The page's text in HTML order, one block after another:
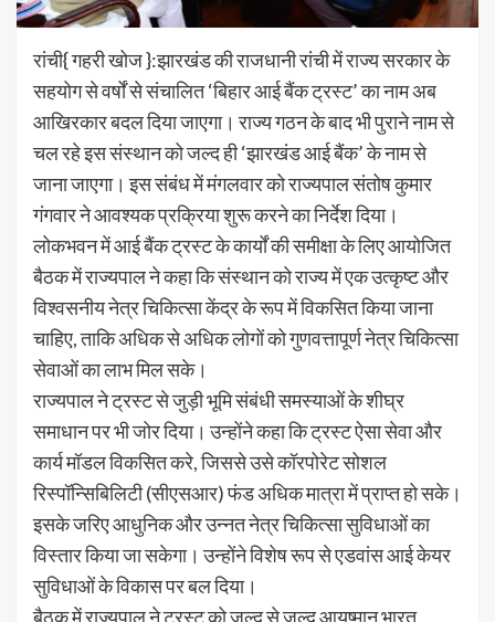
रांची{ गहरी खोज }:झारखंड की राजधानी रांची में राज्य सरकार के
सहयोग से वर्षों से संचालित ‘बिहार आई बैंक ट्रस्ट’ का नाम अब
आखिरकार बदल दिया जाएगा। राज्य गठन के बाद भी पुराने नाम से
चल रहे इस संस्थान को जल्द ही ‘झारखंड आई बैंक’ के नाम से
जाना जाएगा। इस संबंध में मंगलवार को राज्यपाल संतोष कुमार
गंगवार ने आवश्यक प्रक्रिया शुरू करने का निर्देश दिया।
लोकभवन में आई बैंक ट्रस्ट के कार्यों की समीक्षा के लिए आयोजित
बैठक में राज्यपाल ने कहा कि संस्थान को राज्य में एक उत्कृष्ट और
विश्वसनीय नेत्र चिकित्सा केंद्र के रूप में विकसित किया जाना
चाहिए, ताकि अधिक से अधिक लोगों को गुणवत्तापूर्ण नेत्र चिकित्सा
सेवाओं का लाभ मिल सके।
राज्यपाल ने ट्रस्ट से जुड़ी भूमि संबंधी समस्याओं के शीघ्र
समाधान पर भी जोर दिया। उन्होंने कहा कि ट्रस्ट ऐसा सेवा और
कार्य मॉडल विकसित करे, जिससे उसे कॉरपोरेट सोशल
रिस्पॉन्सिबिलिटी (सीएसआर) फंड अधिक मात्रा में प्राप्त हो सके।
इसके जरिए आधुनिक और उन्नत नेत्र चिकित्सा सुविधाओं का
विस्तार किया जा सकेगा। उन्होंने विशेष रूप से एडवांस आई केयर
सुविधाओं के विकास पर बल दिया।
बैठक में राज्यपाल ने ट्रस्ट को जल्द से जल्द आयुष्मान भारत